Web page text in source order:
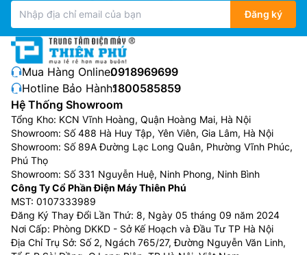
Đăng ký
Mua Hàng Online:0918969699
Hotline Bảo Hành:1800585859
Hệ Thống Showroom
Tổng Kho: KCN Vĩnh Hoàng, Quận Hoàng Mai, Hà Nội
Showroom: Số 488 Hà Huy Tập, Yên Viên, Gia Lâm, Hà Nội
Showroom: Số 89A Đường Lạc Long Quân, Phường Vĩnh Phúc,
Phú Thọ
Showroom: Số 331 Nguyễn Huệ, Ninh Phong, Ninh Bình
Công Ty Cổ Phần Điện Máy Thiên Phú
MST: 0107333989
Đăng Ký Thay Đổi Lần Thứ: 8, Ngày 05 tháng 09 năm 2024
Nơi Cấp: Phòng DKKD - Sở Kế Hoạch và Đầu Tư TP Hà Nội
Địa Chỉ Trụ Sở: Số 2, Ngách 765/27, Đường Nguyễn Văn Linh,